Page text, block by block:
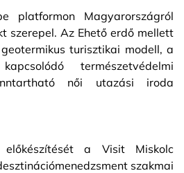
platformon Magyarországról
szerepel. Az Ehető erdő mellett
turisztikai modell, a
természetvédelmi
női utazási iroda
a Visit Miskolc
szakmai